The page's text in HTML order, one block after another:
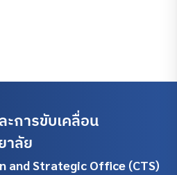
การขับเคลื่อน
าลัย
and Strategic Office (CTS)